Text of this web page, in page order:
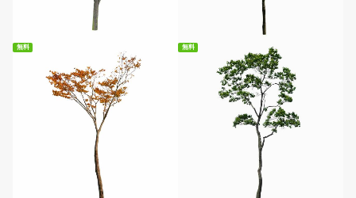
無料ダウンロード 無料ダウンロード
無料
無料ダウンロード
無料
無料ダウンロード